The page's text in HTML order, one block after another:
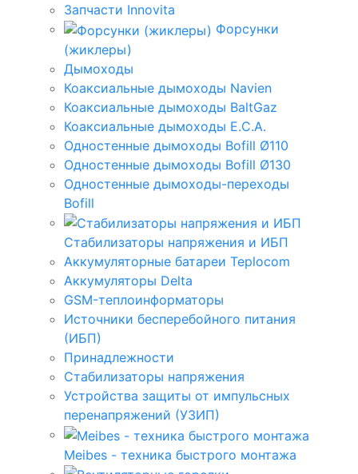
Запчасти Innovita
Форсунки
(жиклеры)
Дымоходы
Коаксиальные дымоходы Navien
Коаксиальные дымоходы BaltGaz
Коаксиальные дымоходы E.C.A.
Одностенные дымоходы Bofill Ø110
Одностенные дымоходы Bofill Ø130
Одностенные дымоходы-переходы
Bofill
Стабилизаторы напряжения и ИБП
Аккумуляторные батареи Teplocom
Аккумуляторы Delta
GSM-теплоинформаторы
Источники бесперебойного питания
(ИБП)
Принадлежности
Стабилизаторы напряжения
Устройства защиты от импульсных
перенапряжений (УЗИП)
Meibes - техника быстрого монтажа